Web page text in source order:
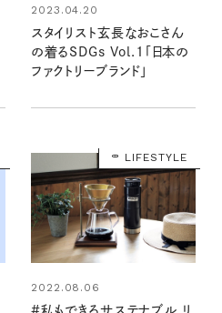
2023.04.20
スタイリスト玄長なおこさん
の着るSDGs Vol.1「日本の
ファクトリーブランド」
LIFESTYLE
2022.08.06
#私もできるサステナブル リ